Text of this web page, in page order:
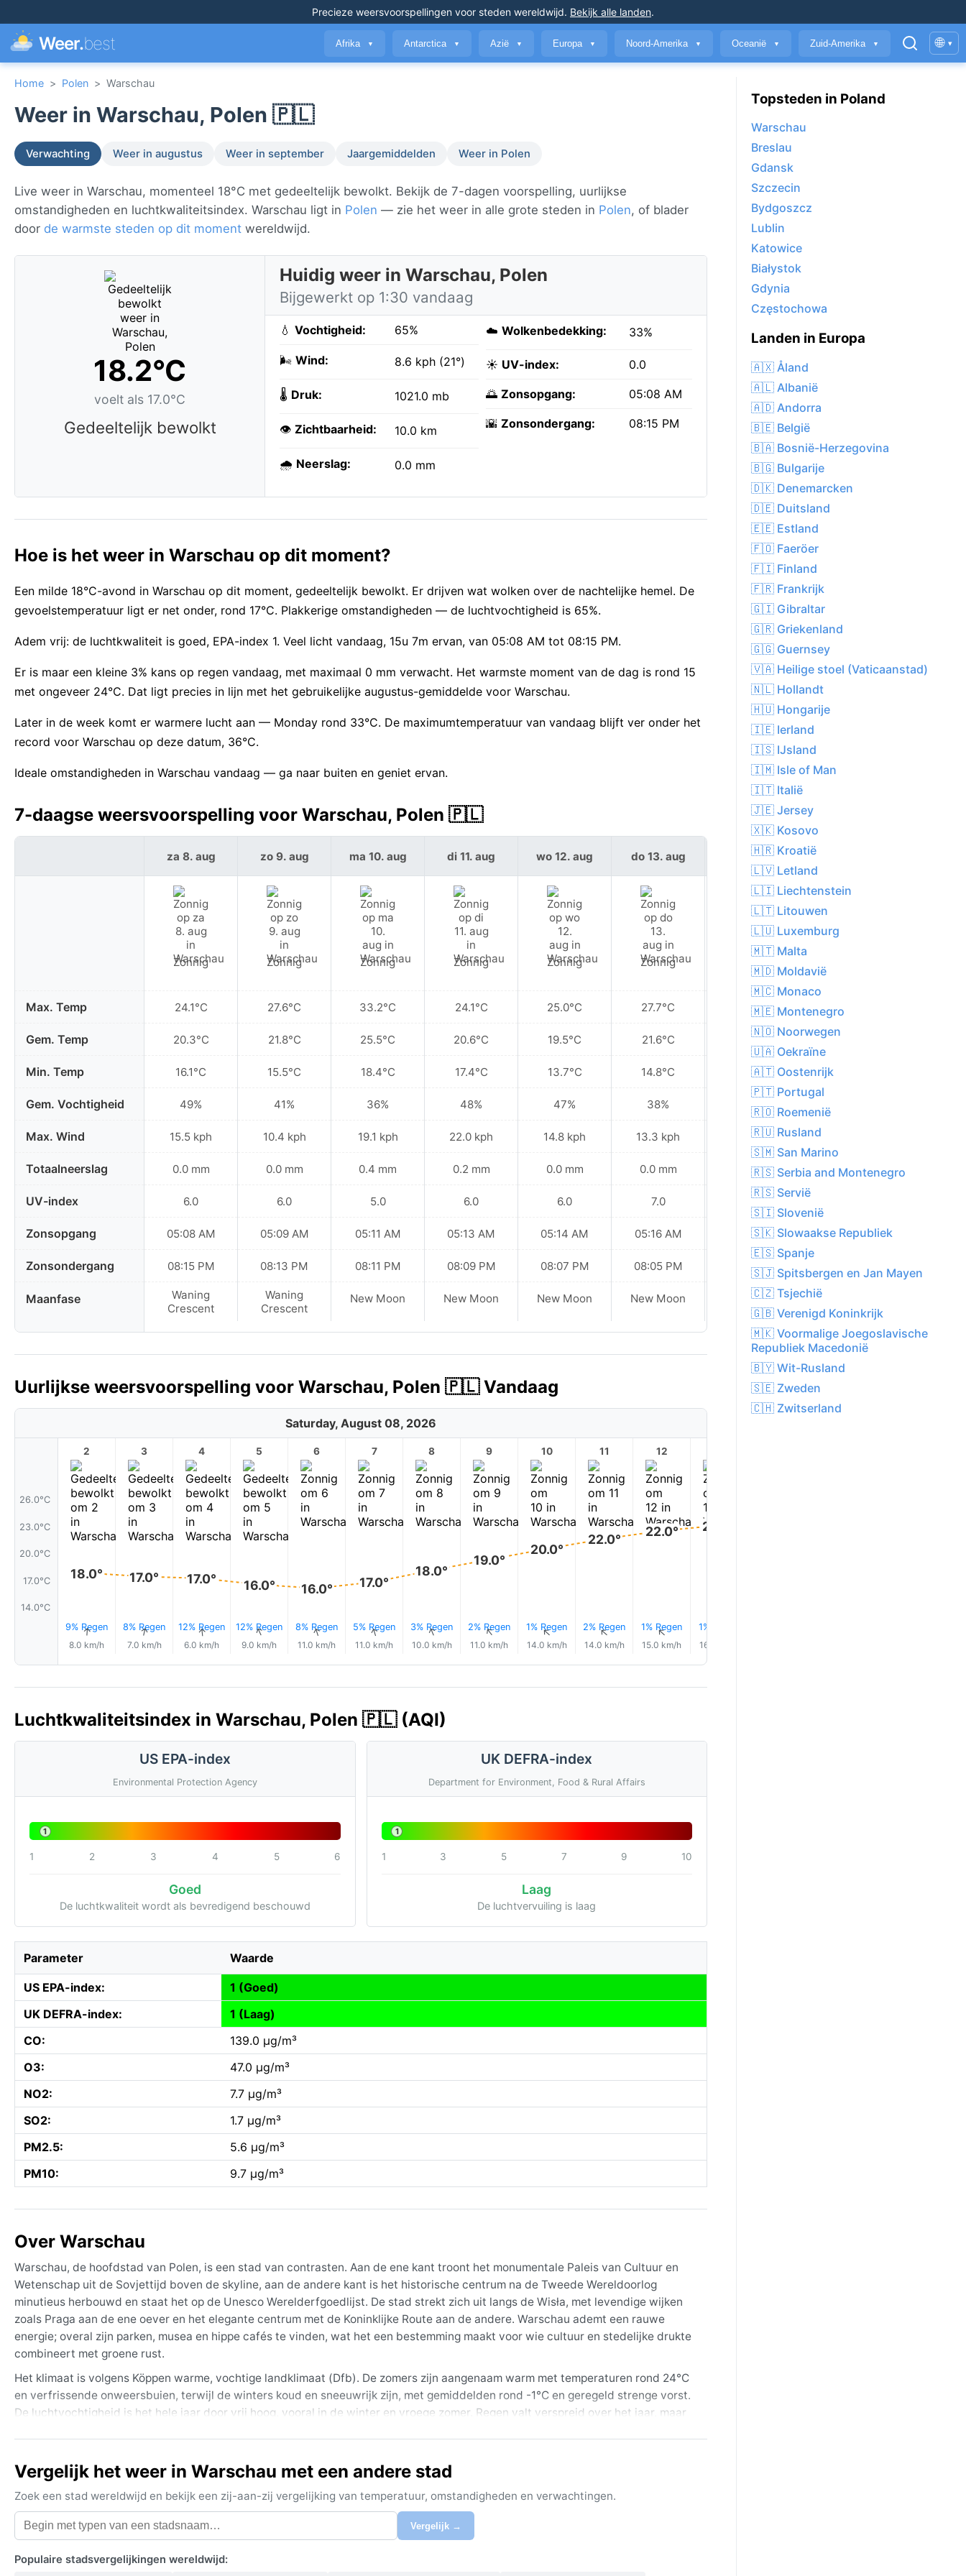
Precieze weersvoorspellingen voor steden wereldwijd. Bekijk alle landen.
Weer.best Afrika ▼ Antarctica ▼ Azië ▼ Europa ▼ Noord-Amerika ▼ Oceanië ▼ Zuid-Amerika ▼ 🌐 ▾
Home > Polen > Warschau
Weer in Warschau, Polen 🇵🇱
Verwachting Weer in augustus Weer in september Jaargemiddelden Weer in Polen
Live weer in Warschau, momenteel 18°C met gedeeltelijk bewolkt. Bekijk de 7-dagen voorspelling, uurlijkse
omstandigheden en luchtkwaliteitsindex. Warschau ligt in Polen — zie het weer in alle grote steden in Polen, of blader
door de warmste steden op dit moment wereldwijd.
18.2°C
voelt als 17.0°C
Gedeeltelijk bewolkt
Huidig weer in Warschau, Polen
Bijgewerkt op 1:30 vandaag
💧 Vochtigheid: 65%
🌬️ Wind: 8.6 kph (21°)
🌡️ Druk: 1021.0 mb
👁️ Zichtbaarheid: 10.0 km
🌧️ Neerslag: 0.0 mm
☁️ Wolkenbedekking: 33%
☀️ UV-index: 0.0
🌅 Zonsopgang: 05:08 AM
🌇 Zonsondergang: 08:15 PM
Hoe is het weer in Warschau op dit moment?
Een milde 18°C-avond in Warschau op dit moment, gedeeltelijk bewolkt. Er drijven wat wolken over de nachtelijke hemel. De
gevoelstemperatuur ligt er net onder, rond 17°C. Plakkerige omstandigheden — de luchtvochtigheid is 65%.
Adem vrij: de luchtkwaliteit is goed, EPA-index 1. Veel licht vandaag, 15u 7m ervan, van 05:08 AM tot 08:15 PM.
Er is maar een kleine 3% kans op regen vandaag, met maximaal 0 mm verwacht. Het warmste moment van de dag is rond 15
met ongeveer 24°C. Dat ligt precies in lijn met het gebruikelijke augustus-gemiddelde voor Warschau.
Later in de week komt er warmere lucht aan — Monday rond 33°C. De maximumtemperatuur van vandaag blijft ver onder het
record voor Warschau op deze datum, 36°C.
Ideale omstandigheden in Warschau vandaag — ga naar buiten en geniet ervan.
7-daagse weersvoorspelling voor Warschau, Polen 🇵🇱
Max. Temp
Gem. Temp
Min. Temp
Gem. Vochtigheid
Max. Wind
Totaalneerslag
UV-index
Zonsopgang
Zonsondergang
Maanfase
za 8. aug
Zonnig
24.1°C
20.3°C
16.1°C
49%
15.5 kph
0.0 mm
6.0
05:08 AM
08:15 PM
Waning
Crescent
zo 9. aug
Zonnig
27.6°C
21.8°C
15.5°C
41%
10.4 kph
0.0 mm
6.0
05:09 AM
08:13 PM
Waning
Crescent
ma 10. aug
Zonnig
33.2°C
25.5°C
18.4°C
36%
19.1 kph
0.4 mm
5.0
05:11 AM
08:11 PM
New Moon
di 11. aug
Zonnig
24.1°C
20.6°C
17.4°C
48%
22.0 kph
0.2 mm
6.0
05:13 AM
08:09 PM
New Moon
wo 12. aug
Zonnig
25.0°C
19.5°C
13.7°C
47%
14.8 kph
0.0 mm
6.0
05:14 AM
08:07 PM
New Moon
do 13. aug
Zonnig
27.7°C
21.6°C
14.8°C
38%
13.3 kph
0.0 mm
7.0
05:16 AM
08:05 PM
New Moon
vr 14. aug
Zonnig
32.2°C
24.8°C
17.3°C
25%
13.7 kph
0.0 mm
8.0
05:18 AM
08:03 PM
Waxing
Crescent
Uurlijkse weersvoorspelling voor Warschau, Polen 🇵🇱 Vandaag
Saturday, August 08, 2026
26.0°C
23.0°C
20.0°C
17.0°C
14.0°C
2
18.0°
9% Regen
↑
8.0 km/h
3
17.0°
8% Regen
↑
7.0 km/h
4
17.0°
12% Regen
↑
6.0 km/h
5
16.0°
12% Regen
↑
9.0 km/h
6
16.0°
8% Regen
↑
11.0 km/h
7
17.0°
5% Regen
↑
11.0 km/h
8
18.0°
3% Regen
↑
10.0 km/h
9
19.0°
2% Regen
↑
11.0 km/h
10
20.0°
1% Regen
↑
14.0 km/h
11
22.0°
2% Regen
↑
14.0 km/h
12
22.0°
1% Regen
↑
15.0 km/h
23.0°
1% Regen
16.0 km/h
Luchtkwaliteitsindex in Warschau, Polen 🇵🇱 (AQI)
US EPA-index
Environmental Protection Agency
1
1 2 3 4 5 6
Goed
De luchtkwaliteit wordt als bevredigend beschouwd
UK DEFRA-index
Department for Environment, Food & Rural Affairs
1
1 3 5 7 9 10
Laag
De luchtvervuiling is laag
Parameter Waarde
US EPA-index:
1 (Goed)
UK DEFRA-index:
1 (Laag)
CO:
139.0 µg/m³
O3:
47.0 µg/m³
NO2:
7.7 µg/m³
SO2:
1.7 µg/m³
PM2.5:
5.6 µg/m³
PM10:
9.7 µg/m³
Over Warschau
Warschau, de hoofdstad van Polen, is een stad van contrasten. Aan de ene kant troont het monumentale Paleis van Cultuur en
Wetenschap uit de Sovjettijd boven de skyline, aan de andere kant is het historische centrum na de Tweede Wereldoorlog
minutieus herbouwd en staat het op de Unesco Werelderfgoedlijst. De stad strekt zich uit langs de Wisła, met levendige wijken
zoals Praga aan de ene oever en het elegante centrum met de Koninklijke Route aan de andere. Warschau ademt een rauwe
energie; overal zijn parken, musea en hippe cafés te vinden, wat het een bestemming maakt voor wie cultuur en stedelijke drukte
combineert met groene rust.
Het klimaat is volgens Köppen warme, vochtige landklimaat (Dfb). De zomers zijn aangenaam warm met temperaturen rond 24°C
en verfrissende onweersbuien, terwijl de winters koud en sneeuwrijk zijn, met gemiddelden rond -1°C en geregeld strenge vorst.
De luchtvochtigheid is het hele jaar door vrij hoog, vooral in de winter en vroege zomer. Regen valt verspreid over het jaar, maar
De beste periode voor een bezoek is van mei tot september, wanneer de temperaturen mild zijn en de parken in bloei staan. In de
zomer kunnen hittegolven voorkomen, maar ze duren zelden lang. In de herfst en winter is mist een opvallend fenomeen, vooral
langs de Wisła, terwijl sneeuwval de stad in een sprookjeslandschap verandert. Extreme weersomstandigheden zoals zware
stormen zijn zeldzaam, maar de winter kan een flinke portie sneeuw brengen. Wie Warschau wil ervaren zonder extreme kou of
regen, kiest het beste voor de late lente of vroege herfst.
Vergelijk het weer in Warschau met een andere stad
Zoek een stad wereldwijd en bekijk een zij-aan-zij vergelijking van temperatuur, omstandigheden en verwachtingen.
Vergelijk →
Populaire stadsvergelijkingen wereldwijd:
Topsteden in Poland
Warschau
Breslau
Gdansk
Szczecin
Bydgoszcz
Lublin
Katowice
Białystok
Gdynia
Częstochowa
Landen in Europa
🇦🇽 Åland
🇦🇱 Albanië
🇦🇩 Andorra
🇧🇪 België
🇧🇦 Bosnië-Herzegovina
🇧🇬 Bulgarije
🇩🇰 Denemarcken
🇩🇪 Duitsland
🇪🇪 Estland
🇫🇴 Faeröer
🇫🇮 Finland
🇫🇷 Frankrijk
🇬🇮 Gibraltar
🇬🇷 Griekenland
🇬🇬 Guernsey
🇻🇦 Heilige stoel (Vaticaanstad)
🇳🇱 Hollandt
🇭🇺 Hongarije
🇮🇪 Ierland
🇮🇸 IJsland
🇮🇲 Isle of Man
🇮🇹 Italië
🇯🇪 Jersey
🇽🇰 Kosovo
🇭🇷 Kroatië
🇱🇻 Letland
🇱🇮 Liechtenstein
🇱🇹 Litouwen
🇱🇺 Luxemburg
🇲🇹 Malta
🇲🇩 Moldavië
🇲🇨 Monaco
🇲🇪 Montenegro
🇳🇴 Noorwegen
🇺🇦 Oekraïne
🇦🇹 Oostenrijk
🇵🇹 Portugal
🇷🇴 Roemenië
🇷🇺 Rusland
🇸🇲 San Marino
🇷🇸 Serbia and Montenegro
🇷🇸 Servië
🇸🇮 Slovenië
🇸🇰 Slowaakse Republiek
🇪🇸 Spanje
🇸🇯 Spitsbergen en Jan Mayen
🇨🇿 Tsjechië
🇬🇧 Verenigd Koninkrijk
🇲🇰 Voormalige Joegoslavische
Republiek Macedonië
🇧🇾 Wit-Rusland
🇸🇪 Zweden
🇨🇭 Zwitserland